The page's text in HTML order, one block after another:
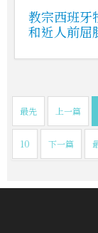
教宗西班牙
和近人前屈
最先 上一篇
10 下一篇